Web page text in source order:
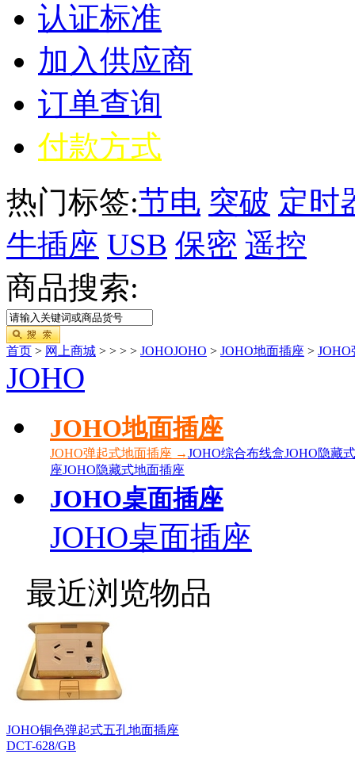
认证标准
加入供应商
订单查询
付款方式
热门标签:节电 突破 定时
牛插座 USB 保密 遥控
商品搜索:
首页 > 网上商城 > > > > JOHOJOHO > JOHO地面插座 >
JOHO
JOHO地面插座
JOHO弹起式地面插座 →JOHO综合布线盒JOHO隐藏
座JOHO隐藏式地面插座
JOHO桌面插座
JOHO桌面插座
最近浏览物品
JOHO铜色弹起式五孔地面插座
DCT-628/GB